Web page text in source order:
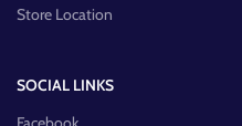
Store Location
SOCIAL LINKS